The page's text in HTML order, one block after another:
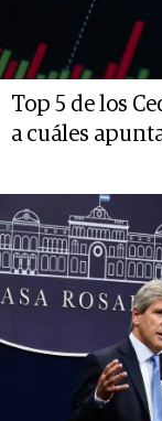
Top 5 de los
a cuáles